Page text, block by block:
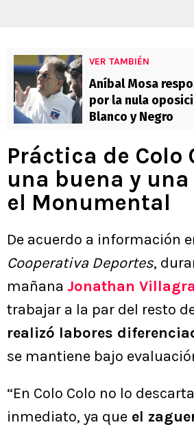
VER TAMBIÉN
Aníbal Mosa
por la nula
Blanco y Negro
Práctica de Colo
una buena y
el Monumental
De acuerdo a información
Cooperativa Deportes,
mañana Jonathan Villagra
trabajar a la par del resto
realizó labores
se mantiene bajo
“En Colo Colo no lo
inmediato, ya que el